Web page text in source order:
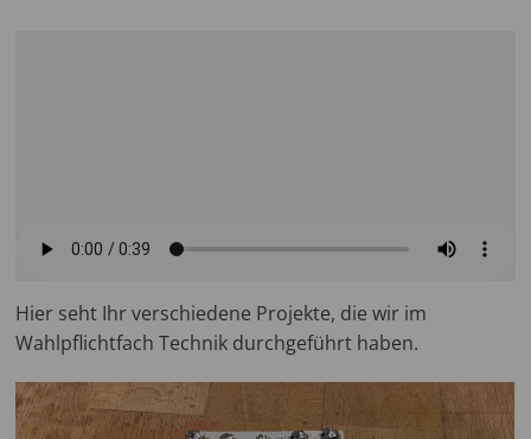
Hier seht Ihr verschiedene Projekte, die wir im
Wahlpflichtfach Technik durchgeführt haben.